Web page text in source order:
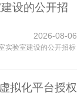
设的公开招
2026-08-06
实验室建设的公开招标
拟化平台授权